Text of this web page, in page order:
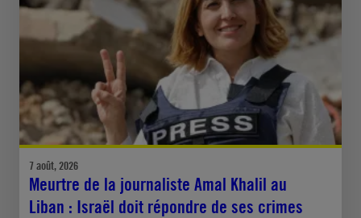
7 août, 2026
Meurtre de la journaliste Amal Khalil au
Liban : Israël doit répondre de ses crimes